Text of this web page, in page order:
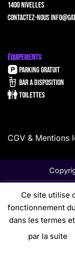
1400 Nivelles
Contactez-nous
ÉQUIPEMENTS
PARKING GRATUIT
BAR A DISPOSITION
TOILETTES
CGV & Mentions
Ce site utilise
fonctionnement
dans les termes
par la suite